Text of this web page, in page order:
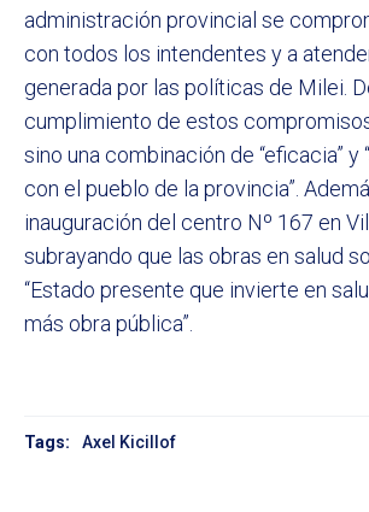
administración provincial se
con todos los intendentes y a
generada por las políticas de Milei.
cumplimiento de estos compromisos
sino una combinación de “eficacia” y
con el pueblo de la provincia”.
inauguración del centro Nº 167 en
subrayando que las obras en salud
“Estado presente que invierte en
más obra pública”.
Tags: Axel Kicillof